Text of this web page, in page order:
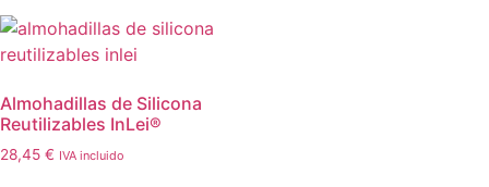
Almohadillas de Silicona
Reutilizables InLei®
28,45 € IVA incluido